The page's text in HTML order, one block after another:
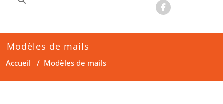
Modèles de mails
Accueil / Modèles de mails